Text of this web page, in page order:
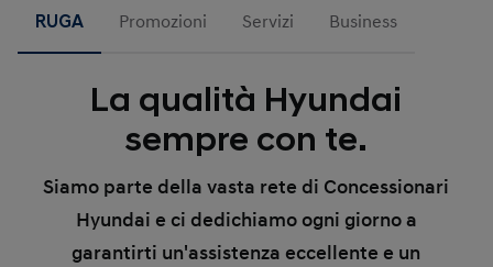
RUGA Promozioni Servizi Business
La qualità Hyundai
sempre con te.
Siamo parte della vasta rete di Concessionari
Hyundai e ci dedichiamo ogni giorno a
garantirti un'assistenza eccellente e un